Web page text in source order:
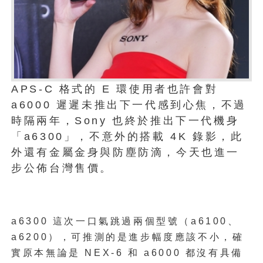
APS-C 格式的 E 環使用者也許會對
a6000 遲遲未推出下一代感到心焦，不過
時隔兩年，Sony 也終於推出下一代機身
「a6300」，不意外的搭載 4K 錄影，此
外還有金屬金身與防塵防滴，今天也進一
步公佈台灣售價。
a6300 這次一口氣跳過兩個型號（a6100、
a6200），可推測的是進步幅度應該不小，確
實原本無論是 NEX-6 和 a6000 都沒有具備